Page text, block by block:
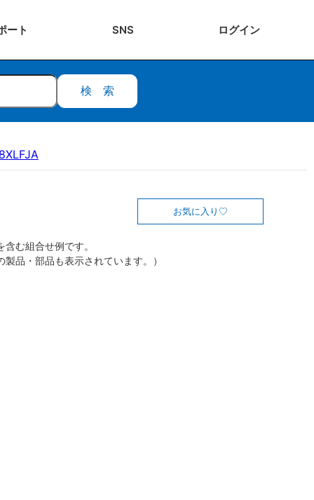
ート SNS ログイン
検索
お気に入り
む組合せ例です。
製品・部品も表示されています。）